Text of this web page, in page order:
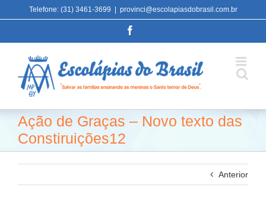
para
conteúdo
Telefone: (31) 3461-3699 provinci@escolapiasdobrasil.com.br
Ação de Graças – Novo texto das
Constiruições12
Anterior